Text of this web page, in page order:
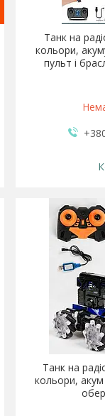
Танк на
кольори,
пульт і
Танк на
кольори, акум